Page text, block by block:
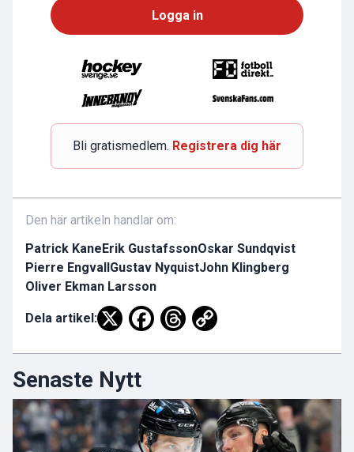
Logga in
Bli gratismedlem. Registrera dig här
Den här artikeln handlar om:
Patrick KaneErik GustafssonOskar Sundqvist
Pierre EngvallGustav NyquistJohn Klingberg
Oliver Ekman Larsson
Dela artikel:
Senaste Nytt